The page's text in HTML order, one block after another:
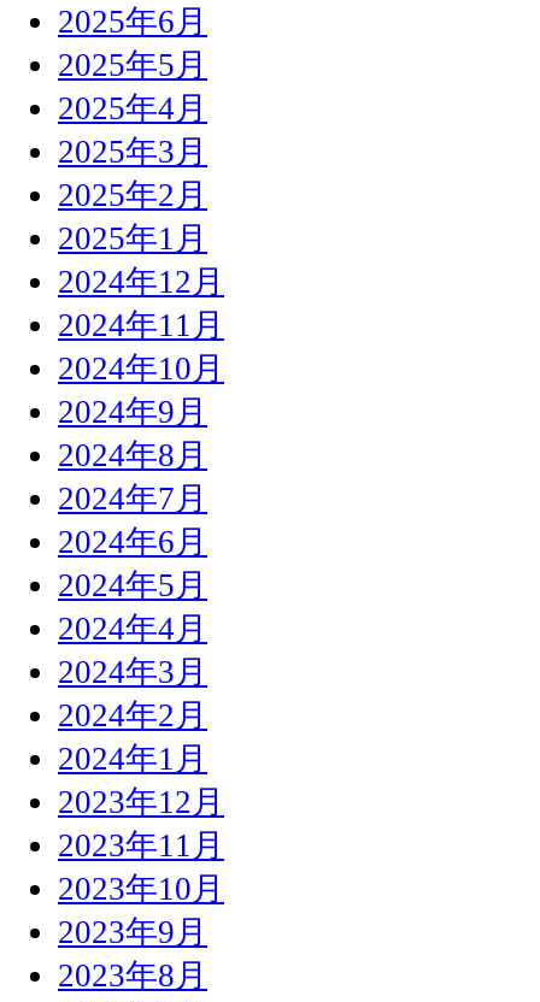
2025年6月
2025年5月
2025年4月
2025年3月
2025年2月
2025年1月
2024年12月
2024年11月
2024年10月
2024年9月
2024年8月
2024年7月
2024年6月
2024年5月
2024年4月
2024年3月
2024年2月
2024年1月
2023年12月
2023年11月
2023年10月
2023年9月
2023年8月